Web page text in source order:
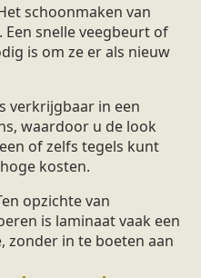
schoonmaken van
snelle veegbeurt of
is om ze er als nieuw
verkrijgbaar in een
waardoor u de look
of zelfs tegels kunt
kosten.
opzichte van
is laminaat vaak een
zonder in te boeten aan